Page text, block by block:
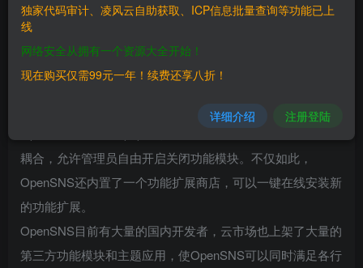
架，系统秉持简约的设计风格，注重交流，为用户提供了一
套轻量级的社交方案。OpenSNS前身是”ThinkOX”，2015年
1月28号正式更名为OpenSNS。
OpenSNS采用PHP+MYSQL构建的一款有”身份”的开源免费
SNS社交系统，适用于多种社会关系。
耦合，允许管理员自由开启关闭功能模块。不仅如此，
OpenSNS还内置了一个功能扩展商店，可以一键在线安装新
的功能扩展。
OpenSNS目前有大量的国内开发者，云市场也上架了大量的
第三方功能模块和主题应用，使OpenSNS可以同时满足各行
独家代码审计、凌风云自助获取、ICP信息批量查询等功能已上
线
网络安全从拥有一个资源大全开始！
现在购买仅需99元一年！续费还享八折！
详细介绍 注册登陆